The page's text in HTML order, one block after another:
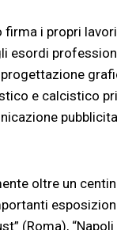
firma i propri
esordi
e calcistico
oltre un
(Roma),